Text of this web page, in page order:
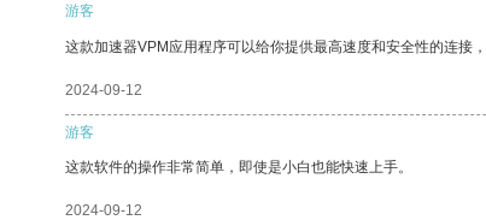
游客
这款加速器VPM应用程序可以给你提供最高速度和安全性的连接
2024-09-12
游客
这款软件的操作非常简单，即使是小白也能快速上手。
2024-09-12